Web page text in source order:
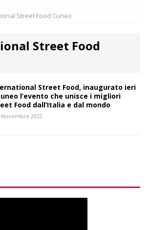
Street Food Cuneo
Street Food
Street Food, inaugurato ieri
l’evento che unisce i migliori
Food dall’Italia e dal mondo
Novembre 2022